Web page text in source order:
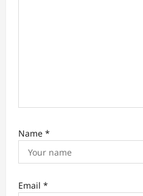
Name *
Email *